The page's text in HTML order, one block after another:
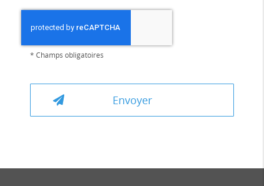
* Champs obligatoires